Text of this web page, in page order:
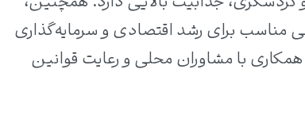
مناسب برای رشد اقتصادی و سرمایه‌گذاری
با مشاوران محلی و رعایت قوانین